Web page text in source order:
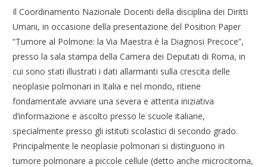
Il Coordinamento Nazionale Docenti della disciplina dei Diritti
Umani, in occasione della presentazione del Position Paper
“Tumore al Polmone: la Via Maestra è la Diagnosi Precoce”,
presso la sala stampa della Camera dei Deputati di Roma, in
cui sono stati illustrati i dati allarmanti sulla crescita delle
neoplasie polmonari in Italia e nel mondo, ritiene
fondamentale avviare una severa e attenta iniziativa
d’informazione e ascolto presso le scuole italiane,
specialmente presso gli istituti scolastici di secondo grado.
Principalmente le neoplasie polmonari si distinguono in
tumore polmonare a piccole cellule (detto anche microcitoma,